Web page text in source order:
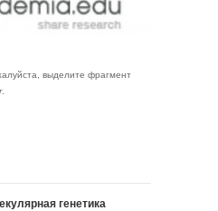
выделите фрагмент
.
генетика